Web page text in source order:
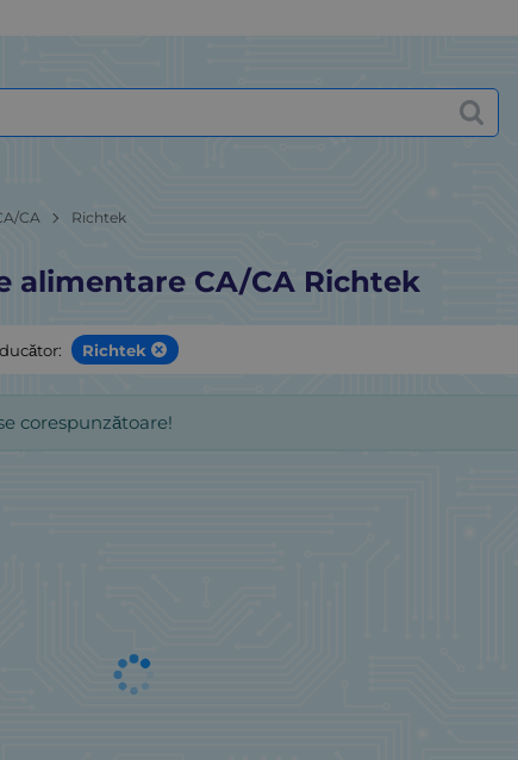
CA Richtek
alimentare CA/CA Richtek
Richtek
corespunzătoare!